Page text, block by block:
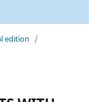
edition
/